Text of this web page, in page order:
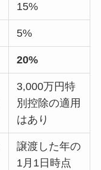
15%
5%
20%
3,000万円特
別控除の適用
はあり
譲渡した年の
1月1日時点